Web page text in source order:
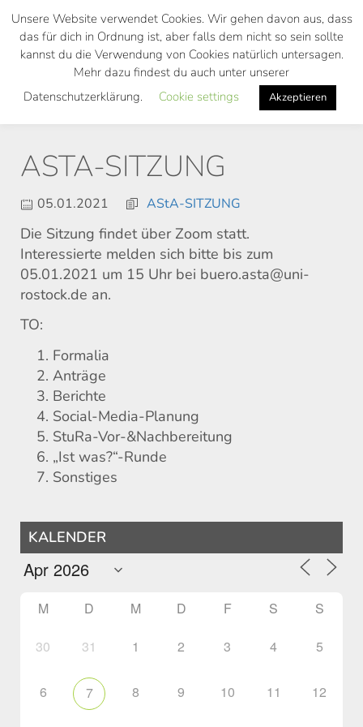
Skip
main
ASTA-SITZUNG
05.01.2021 AStA-SITZUNG
Die Sitzung findet über Zoom statt.
Interessierte melden sich bitte bis zum
05.01.2021 um 15 Uhr bei buero.asta@uni-
rostock.de an.
TO:
Formalia
Anträge
Berichte
Social-Media-Planung
StuRa-Vor-&Nachbereitung
„Ist was?“-Runde
Sonstiges
KALENDER
M D M D F S S
30 31 1 2 3 4 5
6 7 8 9 10 11 12
Unsere Website verwendet Cookies. Wir gehen davon aus, dass
das für dich in Ordnung ist, aber falls dem nicht so sein sollte
kannst du die Verwendung von Cookies natürlich untersagen.
Mehr dazu findest du auch unter unserer
Datenschutzerklärung.
Cookie settings Akzeptieren